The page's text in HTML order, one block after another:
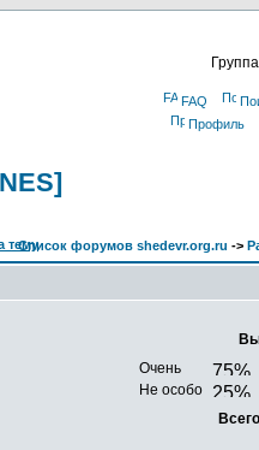
FAQ
Профиль
Список форумов shedevr.org.ru ->
Очень
Не особо